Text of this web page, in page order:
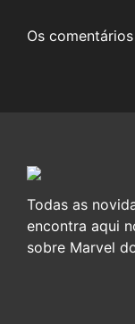
Os
Todas as
encontra aqui
sobre Marvel